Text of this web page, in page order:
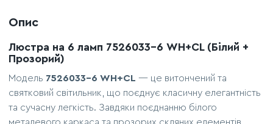
Опис
Люстра на 6 ламп 7526033-6 WH+CL (Білий +
Прозорий)
Модель 7526033-6 WH+CL — це витончений та
святковий світильник, що поєднує класичну елегантність
та сучасну легкість. Завдяки поєднанню білого
металевого каркаса та прозорих скляних елементів,